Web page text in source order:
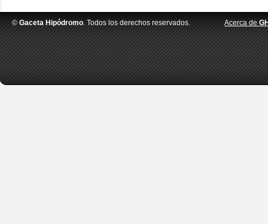
© Gaceta Hipódromo. Todos los derechos reservados. Acerca de